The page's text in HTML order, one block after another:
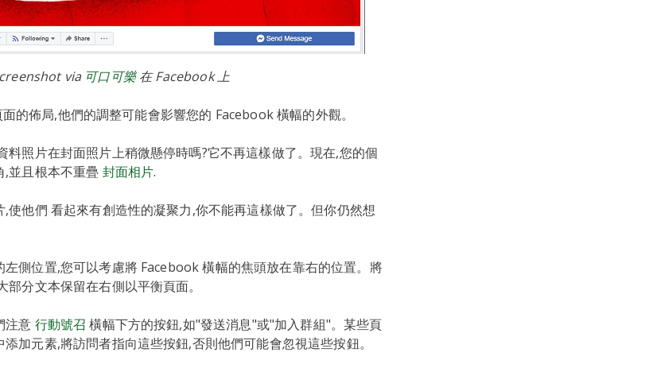
via 可口可樂在 Facebook 上
的佈局,他們的調整可能會影響您的 Facebook 橫幅的外觀。
料照片在封面照片上稍微懸停時嗎?它不再這樣做了。現在,您的個
,並且根本不重疊 封面相片.
使他們 看起來有創造性的凝聚力,你不能再這樣做了。但你仍然想
側位置,您可以考慮將 Facebook 橫幅的焦頭放在靠右的位置。將
分文本保留在右側以平衡頁面。
注意 行動號召 橫幅下方的按鈕,如"發送消息"或"加入群組"。某些頁
加元素,將訪問者指向這些按鈕,否則他們可能會忽視這些按鈕。